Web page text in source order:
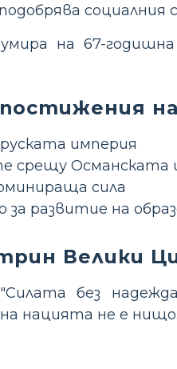
на 67-
империя
срещу Османската
сила
за развитие на
Велики
"Силата без
на нацията не е